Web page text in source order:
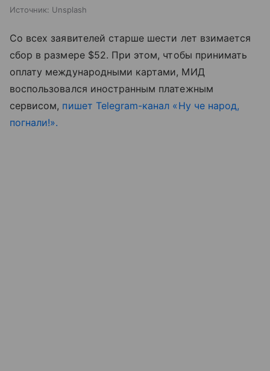
Источник: Unsplash
Со всех заявителей старше шести лет взимается
сбор в размере $52. При этом, чтобы принимать
оплату международными картами, МИД
воспользовался иностранным платежным
сервисом, пишет Telegram-канал «Ну че народ,
погнали!».